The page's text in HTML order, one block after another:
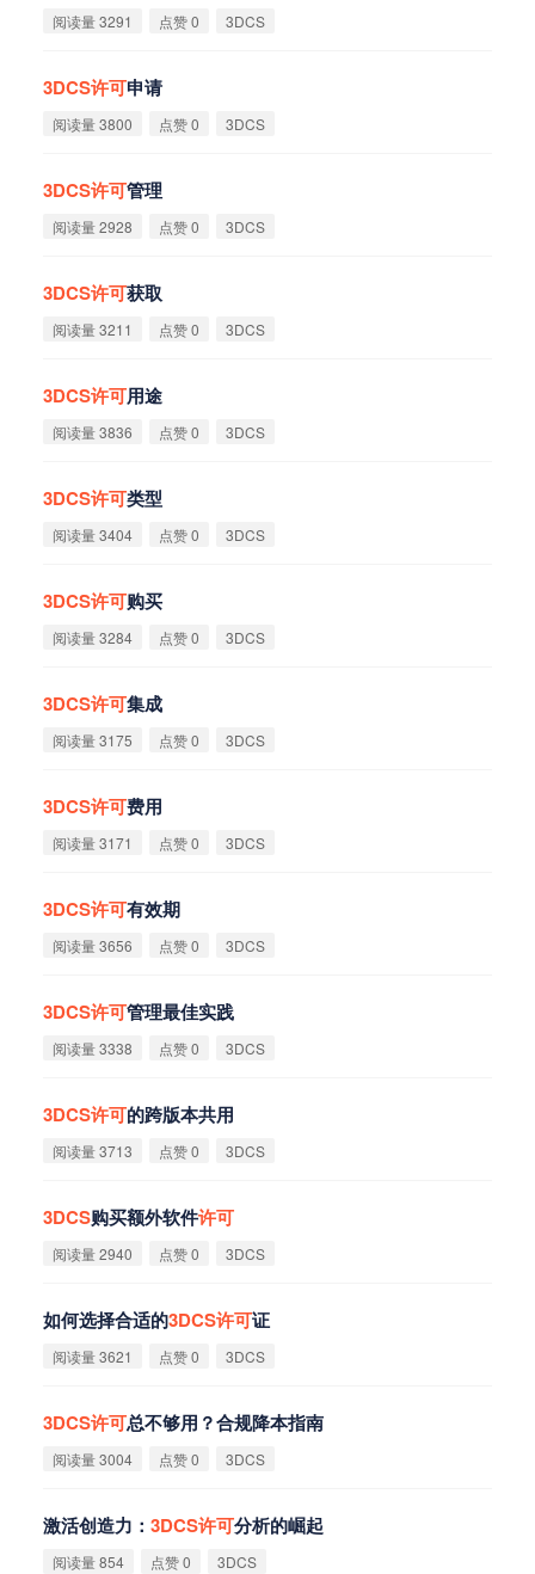
阅读量 3291 点赞 0 3DCS
3DCS许可申请
阅读量 3800 点赞 0 3DCS
3DCS许可管理
阅读量 2928 点赞 0 3DCS
3DCS许可获取
阅读量 3211 点赞 0 3DCS
3DCS许可用途
阅读量 3836 点赞 0 3DCS
3DCS许可类型
阅读量 3404 点赞 0 3DCS
3DCS许可购买
阅读量 3284 点赞 0 3DCS
3DCS许可集成
阅读量 3175 点赞 0 3DCS
3DCS许可费用
阅读量 3171 点赞 0 3DCS
3DCS许可有效期
阅读量 3656 点赞 0 3DCS
3DCS许可管理最佳实践
阅读量 3338 点赞 0 3DCS
3DCS许可的跨版本共用
阅读量 3713 点赞 0 3DCS
3DCS购买额外软件许可
阅读量 2940 点赞 0 3DCS
如何选择合适的3DCS许可证
阅读量 3621 点赞 0 3DCS
3DCS许可总不够用？合规降本指南
阅读量 3004 点赞 0 3DCS
激活创造力： 3DCS许可分析的崛起
阅读量 854 点赞 0 3DCS